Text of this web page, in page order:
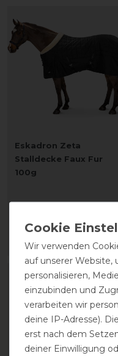
Eskadron Zeta
Stalldecke Faux Fur
100g
ARTIKEL MERKEN
-15%
Wir verwenden
auf unserer
personalisieren,
einzubinden und
verarbeiten wir
deine IP-Adresse).
erst nach dem
deiner Einwilligung